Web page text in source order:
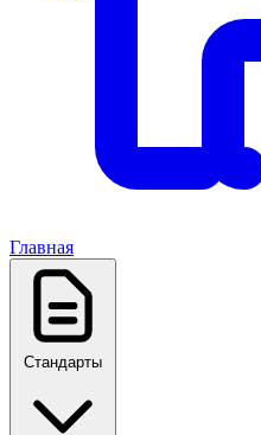
Главная
Стандарты